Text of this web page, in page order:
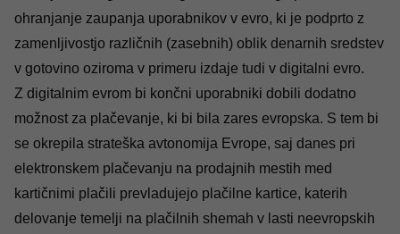
ohranjanje zaupanja uporabnikov v evro, ki je podprto z
zamenljivostjo različnih (zasebnih) oblik denarnih sredstev
v gotovino oziroma v primeru izdaje tudi v digitalni evro.
Z digitalnim evrom bi končni uporabniki dobili dodatno
možnost za plačevanje, ki bi bila zares evropska. S tem bi
se okrepila strateška avtonomija Evrope, saj danes pri
elektronskem plačevanju na prodajnih mestih med
kartičnimi plačili prevladujejo plačilne kartice, katerih
delovanje temelji na plačilnih shemah v lasti neevropskih